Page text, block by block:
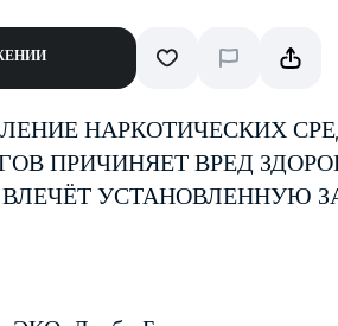
НАРКОТИЧЕСКИХ
ПРИЧИНЯЕТ ВРЕД
УСТАНОВЛЕННУЮ